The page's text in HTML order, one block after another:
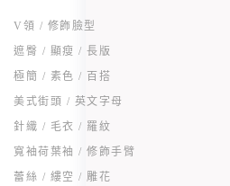
V領 / 修飾臉型
遮臀 / 顯瘦 / 長版
極簡 / 素色 / 百搭
美式街頭 / 英文字母
針織 / 毛衣 / 羅紋
寬袖荷葉袖 / 修飾手臂
蕾絲 / 縷空 / 雕花